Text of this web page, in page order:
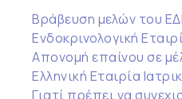
Βράβευση μελών του
Ενδοκρινολογική
Απονομή επαίνου σε
Ελληνική Εταιρία
Γιατί πρέπει να